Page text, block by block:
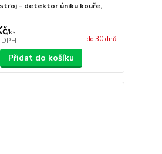
- detektor úniku kouře,
/ks
do 30 dnů
Přidat do košíku